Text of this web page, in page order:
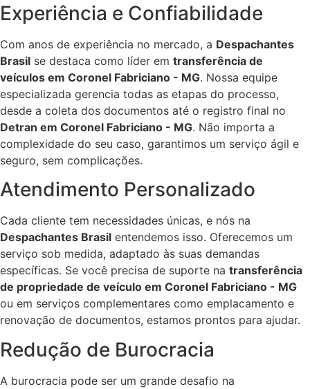
Experiência e Confiabilidade
Com anos de experiência no mercado, a Despachantes
Brasil se destaca como líder em transferência de
veículos em Coronel Fabriciano - MG. Nossa equipe
especializada gerencia todas as etapas do processo,
desde a coleta dos documentos até o registro final no
Detran em Coronel Fabriciano - MG. Não importa a
complexidade do seu caso, garantimos um serviço ágil e
seguro, sem complicações.
Atendimento Personalizado
Cada cliente tem necessidades únicas, e nós na
Despachantes Brasil entendemos isso. Oferecemos um
serviço sob medida, adaptado às suas demandas
específicas. Se você precisa de suporte na transferência
de propriedade de veículo em Coronel Fabriciano - MG
ou em serviços complementares como emplacamento e
renovação de documentos, estamos prontos para ajudar.
Redução de Burocracia
A burocracia pode ser um grande desafio na